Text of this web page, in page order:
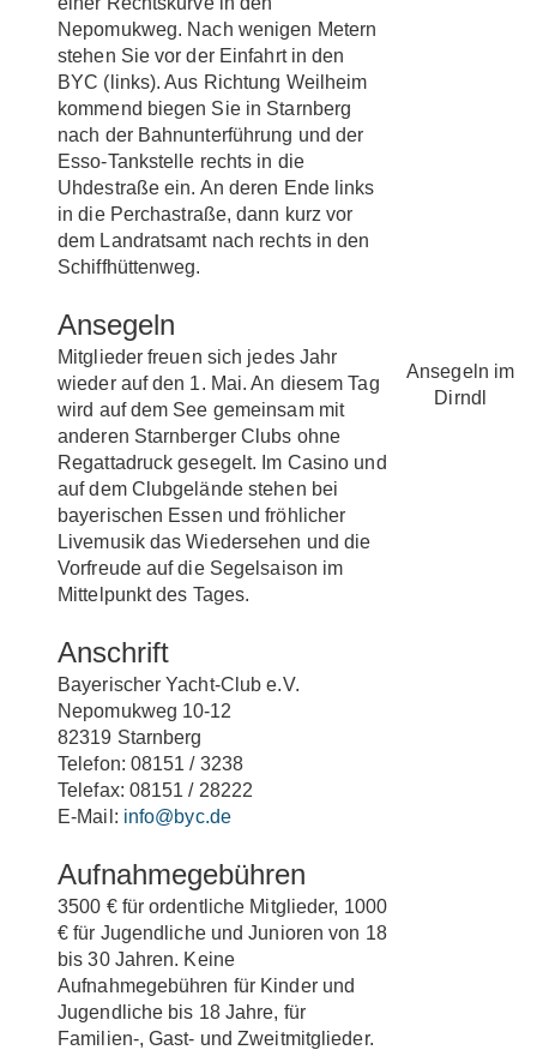
Nepomukweg. Nach wenigen Metern
stehen Sie vor der Einfahrt in den
BYC (links). Aus Richtung Weilheim
kommend biegen Sie in Starnberg
nach der Bahnunterführung und der
Esso-Tankstelle rechts in die
Uhdestraße ein. An deren Ende links
in die Perchastraße, dann kurz vor
dem Landratsamt nach rechts in den
Schiffhüttenweg.
Ansegeln
Mitglieder freuen sich jedes Jahr
wieder auf den 1. Mai. An diesem Tag
wird auf dem See gemeinsam mit
anderen Starnberger Clubs ohne
Regattadruck gesegelt. Im Casino und
auf dem Clubgelände stehen bei
bayerischen Essen und fröhlicher
Livemusik das Wiedersehen und die
Vorfreude auf die Segelsaison im
Mittelpunkt des Tages.
Ansegeln im
Dirndl
Anschrift
Bayerischer Yacht-Club e.V.
Nepomukweg 10-12
82319 Starnberg
Telefon: 08151 / 3238
Telefax: 08151 / 28222
E-Mail: info@byc.de
Aufnahmegebühren
3500 € für ordentliche Mitglieder, 1000
€ für Jugendliche und Junioren von 18
bis 30 Jahren. Keine
Aufnahmegebühren für Kinder und
Jugendliche bis 18 Jahre, für
Familien-, Gast- und Zweitmitglieder.